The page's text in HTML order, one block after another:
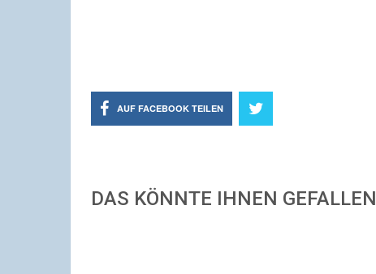
AUF FACEBOOK TEILEN
DAS KÖNNTE IHNEN GEFALLEN